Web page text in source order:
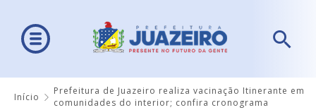
Início
Prefeitura de Juazeiro realiza vacinação Itinerante em
comunidades do interior; confira cronograma